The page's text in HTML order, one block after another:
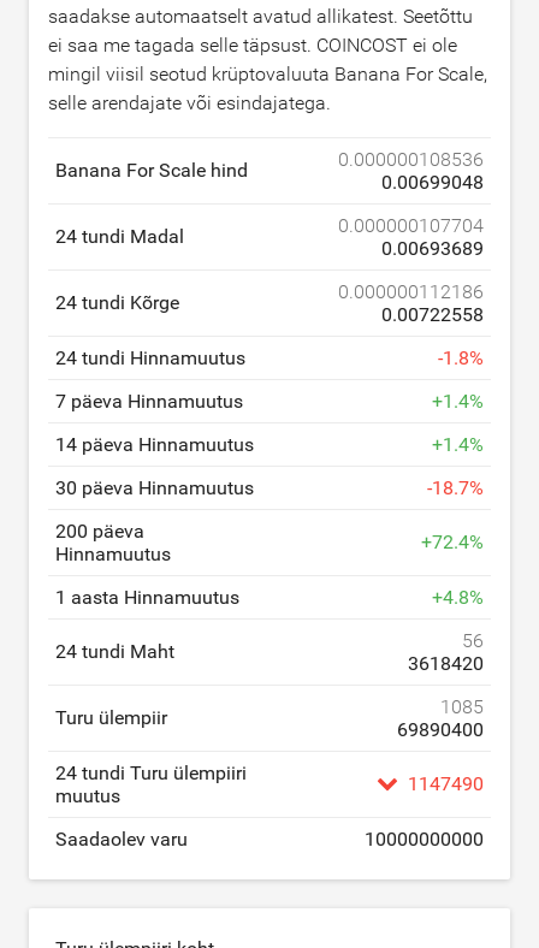
saadakse automaatselt avatud allikatest. Seetõttu
ei saa me tagada selle täpsust. COINCOST ei ole
mingil viisil seotud krüptovaluuta Banana For Scale,
selle arendajate või esindajatega.
Banana For Scale hind
0.000000108536
0.00699048
24 tundi Madal
0.000000107704
0.00693689
24 tundi Kõrge
0.000000112186
0.00722558
24 tundi Hinnamuutus
-1.8%
7 päeva Hinnamuutus
+1.4%
14 päeva Hinnamuutus
+1.4%
30 päeva Hinnamuutus
-18.7%
200 päeva
Hinnamuutus
+72.4%
1 aasta Hinnamuutus +4.8%
24 tundi Maht
56
3618420
Turu ülempiir
1085
69890400
24 tundi Turu ülempiiri
muutus
1147490
Saadaolev varu 10000000000